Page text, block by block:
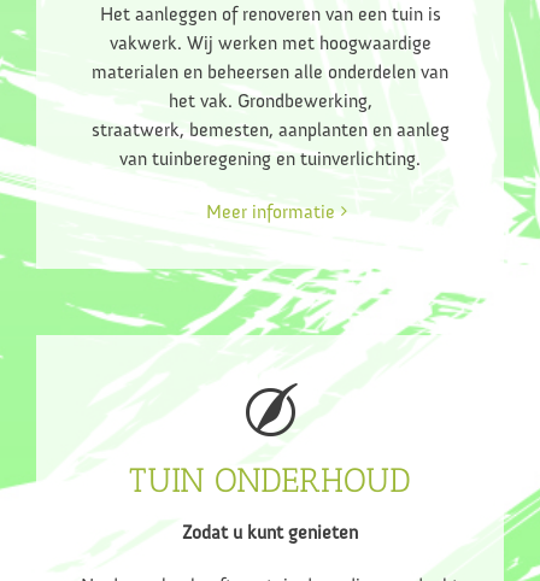
Het aanleggen of renoveren van een tuin is
vakwerk. Wij werken met hoogwaardige
materialen en beheersen alle onderdelen van
het vak. Grondbewerking,
straatwerk, bemesten, aanplanten en aanleg
van tuinberegening en tuinverlichting.
Meer informatie
TUIN ONDERHOUD
Zodat u kunt genieten